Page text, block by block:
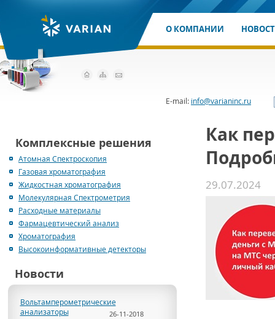
О КОМПАНИИ
E-mail: info@varianinc.ru
Комплексные решения
Атомная Спектроскопия
Газовая хроматография
Жидкостная хроматография
Молекулярная Спектрометрия
Расходные материалы
Фармацевтический анализ
Хроматография
Высокоинформативные детекторы
Новости
Вольтамперометрические
анализаторы
26-11-2018
Как
29.07.2024